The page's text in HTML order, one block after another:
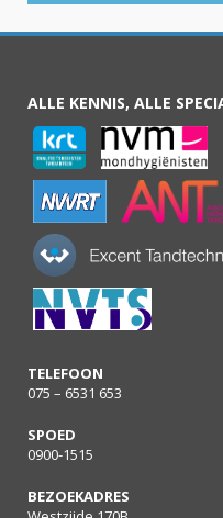
ALLE KENNIS, ALLE
TELEFOON
075 – 6531 653
SPOED
0900-1515
BEZOEKADRES